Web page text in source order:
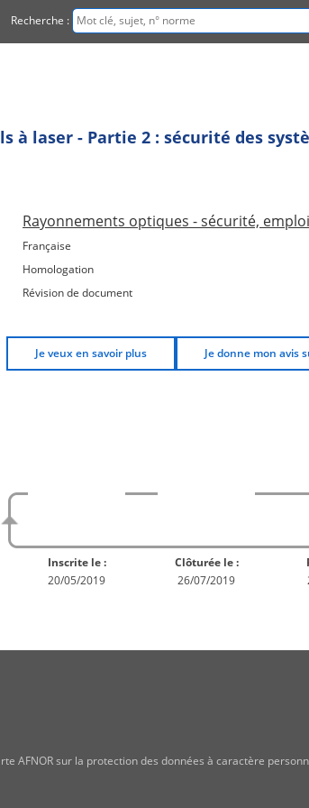
Recherche :
à laser - Partie 2 : sécurité des
Rayonnements optiques - sécurité,
Française
Homologation
Révision de document
Je veux en savoir plus Je donne mon avis
Inscrite le :
20/05/2019
Clôturée le :
26/07/2019
AFNOR sur la protection des données à caractère